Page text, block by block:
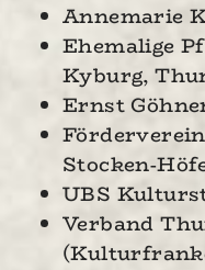
Annemarie
Ehemalige
Kyburg,
Ernst
Stocken-
UBS
Verband